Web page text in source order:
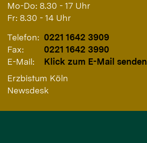
Mo-Do: 8.30 - 17 Uhr
Fr: 8.30 - 14 Uhr
Telefon: 0221 1642 3909
Fax:
0221 1642 3990
E-Mail:
Klick zum E-Mail senden
Erzbistum Köln
Newsdesk